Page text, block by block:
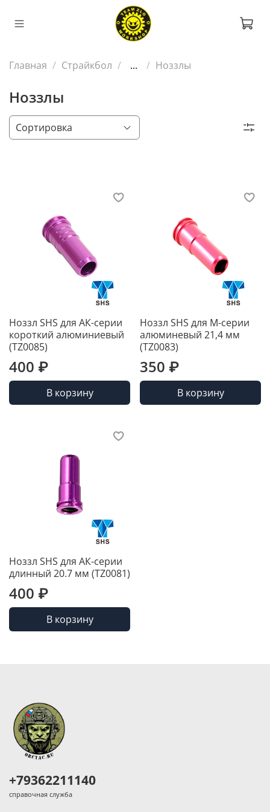
Главная Страйкбол ... Ноззлы
Ноззлы
Ноззл SHS для АК-серии
короткий алюминиевый
(TZ0085)
400 ₽
В корзину
Ноззл SHS для М-серии
алюминевый 21,4 мм
(TZ0083)
350 ₽
В корзину
Ноззл SHS для АК-серии
длинный 20.7 мм (TZ0081)
400 ₽
В корзину
+79362211140
справочная служба